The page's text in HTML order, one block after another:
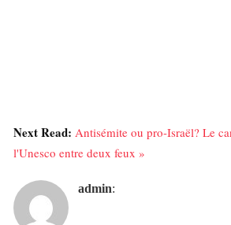
Next Read: Antisémite ou pro-Israël? Le
l'Unesco entre deux feux »
admin: